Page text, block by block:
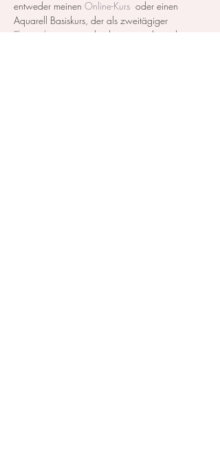
entweder meinen Online-Kurs oder einen
Aquarell Basiskurs, der als zweitägiger
Themenkurs
ausgeschrieben ist, zu besuchen.